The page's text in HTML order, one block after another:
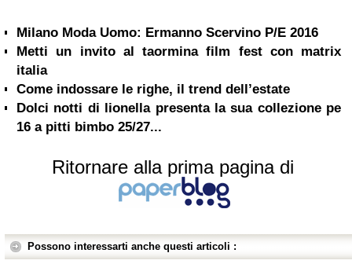
Milano Moda Uomo: Ermanno Scervino P/E 2016
Metti un invito al taormina film fest con matrix
italia
Come indossare le righe, il trend dell’estate
Dolci notti di lionella presenta la sua collezione pe
16 a pitti bimbo 25/27...
Ritornare alla prima pagina di
Possono interessarti anche questi articoli :